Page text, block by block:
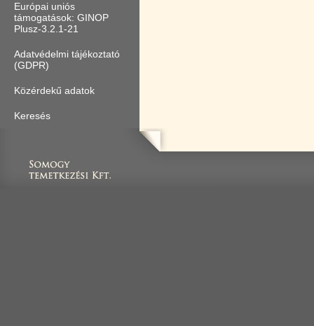
Európai uniós
támogatások: GINOP
Plusz-3.2.1-21
Adatvédelmi tájékoztató
(GDPR)
Közérdekű adatok
Keresés